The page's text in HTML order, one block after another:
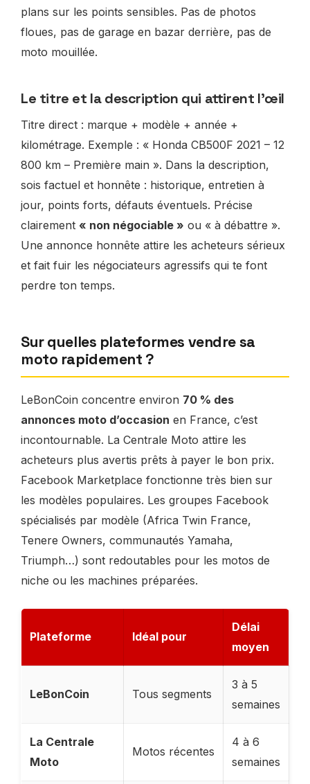
plans sur les points sensibles. Pas de photos
floues, pas de garage en bazar derrière, pas de
moto mouillée.
Le titre et la description qui attirent l’œil
Titre direct : marque + modèle + année +
kilométrage. Exemple : « Honda CB500F 2021 – 12
800 km – Première main ». Dans la description,
sois factuel et honnête : historique, entretien à
jour, points forts, défauts éventuels. Précise
clairement « non négociable » ou « à débattre ».
Une annonce honnête attire les acheteurs sérieux
et fait fuir les négociateurs agressifs qui te font
perdre ton temps.
Sur quelles plateformes vendre sa
moto rapidement ?
LeBonCoin concentre environ 70 % des
annonces moto d’occasion en France, c’est
incontournable. La Centrale Moto attire les
acheteurs plus avertis prêts à payer le bon prix.
Facebook Marketplace fonctionne très bien sur
les modèles populaires. Les groupes Facebook
spécialisés par modèle (Africa Twin France,
Tenere Owners, communautés Yamaha,
Triumph…) sont redoutables pour les motos de
niche ou les machines préparées.
Plateforme Idéal pour
Délai
moyen
LeBonCoin Tous segments
3 à 5
semaines
La Centrale
Moto
Motos récentes
4 à 6
semaines